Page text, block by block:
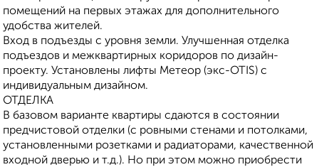
помещений на первых этажах для дополнительного
удобства жителей.
Вход в подъезды с уровня земли. Улучшенная отделка
подъездов и межквартирных коридоров по дизайн-
проекту. Установлены лифты Метеор (экс-ОТIS) с
индивидуальным дизайном.
ОТДЕЛКА
В базовом варианте квартиры сдаются в состоянии
предчистовой отделки (с ровными стенами и потолками,
установленными розетками и радиаторами, качественной
входной дверью и т.д.). Но при этом можно приобрести